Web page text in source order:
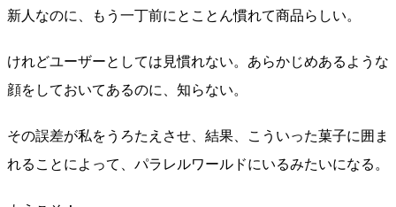
新人なのに、もう一丁前にとことん慣れて商品らしい。
けれどユーザーとしては見慣れない。あらかじめあるような
顔をしておいてあるのに、知らない。
その誤差が私をうろたえさせ、結果、こういった菓子に囲ま
れることによって、パラレルワールドにいるみたいになる。